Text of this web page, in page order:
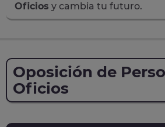
Oficios y cambia tu futuro.
Oposición de
Oficios